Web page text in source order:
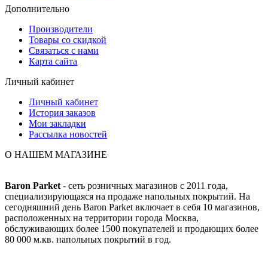
Дополнительно
Производители
Товары со скидкой
Связаться с нами
Карта сайта
Личный кабинет
Личный кабинет
История заказов
Мои закладки
Рассылка новостей
О НАШЕМ МАГАЗИНЕ
Baron Parket - сеть розничных магазинов с 2011 года,
специализирующаяся на продаже напольных покрытий. На
сегодняшний день Baron Parket включает в себя 10 магазинов,
расположенных на территории города Москва,
обслуживающих более 1500 покупателей и продающих более
80 000 м.кв. напольных покрытий в год.